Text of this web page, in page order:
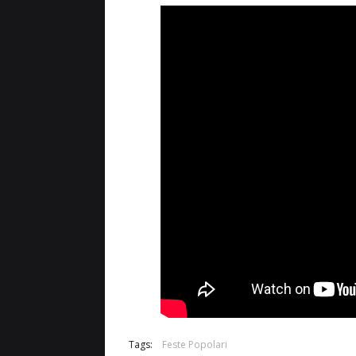
Tags: Feste Popolari